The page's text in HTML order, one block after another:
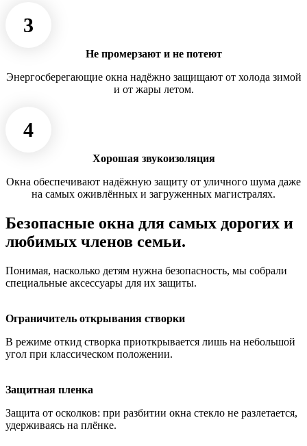
3
Не промерзают и не потеют
Энергосберегающие окна надёжно защищают от холода зимой
и от жары летом.
4
Хорошая звукоизоляция
Окна обеспечивают надёжную защиту от уличного шума даже
на самых оживлённых и загруженных магистралях.
Безопасные окна для самых дорогих и
любимых членов семьи.
Понимая, насколько детям нужна безопасность, мы собрали
специальные аксессуары для их защиты.
Ограничитель открывания створки
В режиме откид створка приоткрывается лишь на небольшой
угол при классическом положении.
Защитная пленка
Защита от осколков: при разбитии окна стекло не разлетается,
удерживаясь на плёнке.